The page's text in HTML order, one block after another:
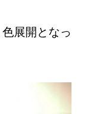
展開となっ